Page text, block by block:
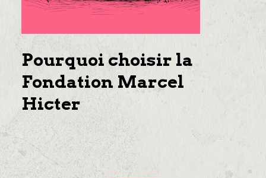
Pourquoi choisir la
Fondation Marcel
Hicter